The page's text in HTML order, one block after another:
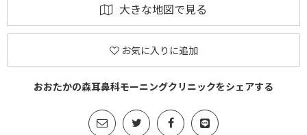
大きな地図で見る
お気に入りに追加
おおたかの森耳鼻科モーニングクリニックをシェアする